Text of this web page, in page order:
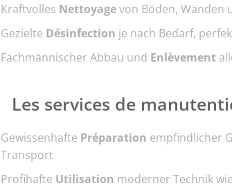
Kraftvolles Nettoyagevon Böden, Wänden
Gezielte Désinfection je nach Bedarf,
Fachmännischer Abbau und Enlèvement
Les services de
Gewissenhafte Préparation empfindlicher
Transport
Profihafte Utilisation moderner Technik